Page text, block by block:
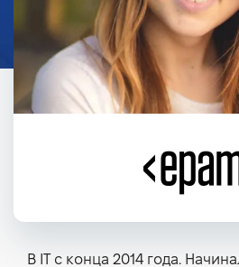
В IT с конца 2014 года.